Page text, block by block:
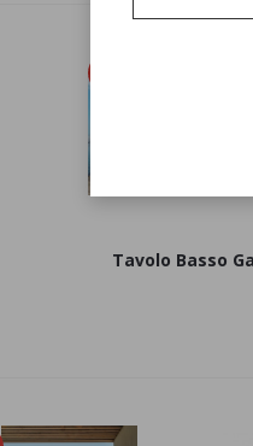
Tavolo Basso